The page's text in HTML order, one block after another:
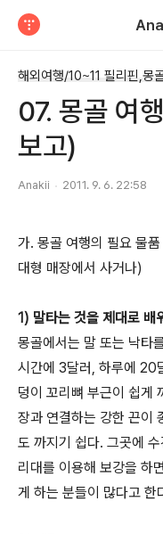
해외여행/10~11 필리핀,몽
07. 몽골 여
보고)
Anakii 2011. 9. 6. 22:58
가. 몽골 여행의 필요 물
대형 매장에서 사거나)
1) 말타는 것을 제대로 배
몽골에서는 말 또는 낙타
시간에 3달러, 하루에 20
덩이 꼬리뼈 부근이 쉽게
장과 연결하는 강한 끈이
도 까지기 쉽다. 그곳에
리대를 이용해 보강을 하
게 하는 분들이 많다고 한